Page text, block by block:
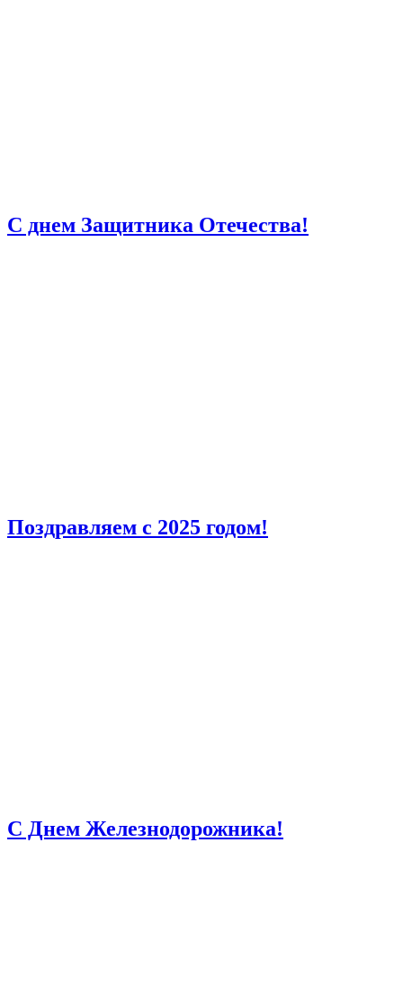
С днем Защитника Отечества!
Поздравляем с 2025 годом!
С Днем Железнодорожника!